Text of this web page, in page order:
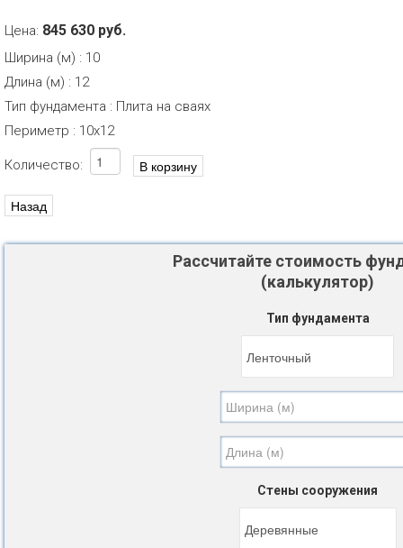
Цена: 845 630 руб.
Ширина (м) : 10
Длина (м) : 12
Тип фундамента : Плита на сваях
Периметр : 10х12
Количество:
Рассчитайте стоимость
(калькулятор)
Тип фундамента
Стены сооружения